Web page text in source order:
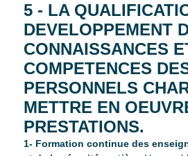
5 - LA
DEVELOPPEMENT
CONNAISSANCES
COMPETENCES
PERSONNELS
METTRE EN
PRESTATIONS.
1- Formation continue des